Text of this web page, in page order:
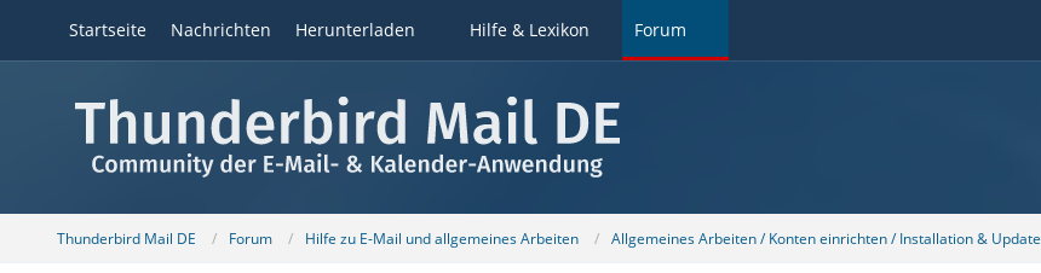
Startseite Nachrichten Herunterladen Hilfe & Lexikon Forum
Thunderbird Mail DE Forum Hilfe zu E-Mail und allgemeines Arbeiten Allgemeines Arbeiten / Konten einrichten / Installation & Update